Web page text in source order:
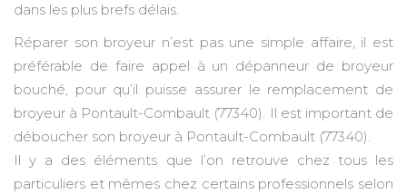
dans les plus brefs délais.
Réparer son broyeur n’est pas une simple affaire, il est
préférable de faire appel à un dépanneur de broyeur
bouché, pour qu’il puisse assurer le remplacement de
broyeur à Pontault-Combault (77340). Il est important de
déboucher son broyeur à Pontault-Combault (77340).
Il y a des éléments que l’on retrouve chez tous les
particuliers et mêmes chez certains professionnels selon